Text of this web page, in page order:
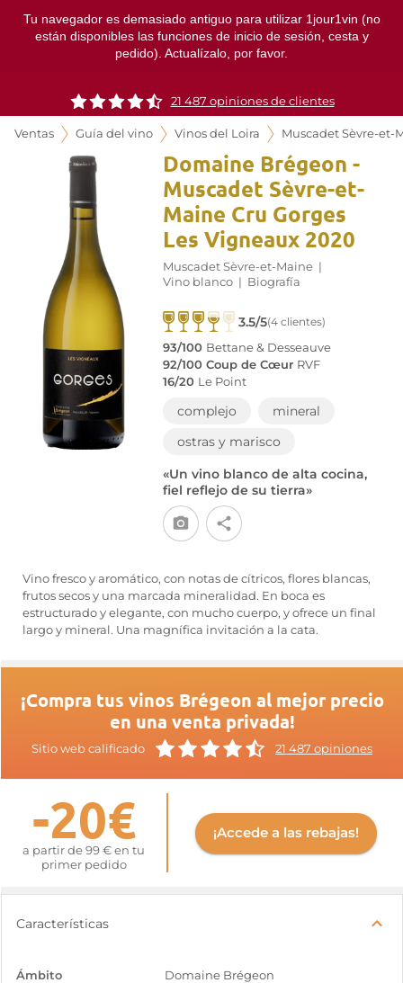
Tu navegador es demasiado antiguo para utilizar 1jour1vin (no
están disponibles las funciones de inicio de sesión, cesta y
pedido). Actualízalo, por favor.
21 487 opiniones de clientes
Ventas Guía del vino Vinos del Loira Muscadet Sèvre-et-
Domaine Brégeon -
Muscadet Sèvre-et-
Maine Cru Gorges
Les Vigneaux 2020
Muscadet Sèvre-et-Maine |
Vino blanco | Biografía
3.5/5(4 clientes)
93/100 Bettane & Desseauve
92/100 Coup de Cœur RVF
16/20 Le Point
complejo
mineral
ostras y marisco
«Un vino blanco de alta cocina,
fiel reflejo de su tierra»
Vino fresco y aromático, con notas de cítricos, flores blancas,
frutos secos y una marcada mineralidad. En boca es
estructurado y elegante, con mucho cuerpo, y ofrece un final
largo y mineral. Una magnífica invitación a la cata.
¡Compra tus vinos Brégeon al mejor precio
en una venta privada!
Sitio web calificado 21 487 opiniones
-20€
a partir de 99 € en tu
primer pedido
¡Accede a las rebajas!
Características
Ámbito Domaine Brégeon